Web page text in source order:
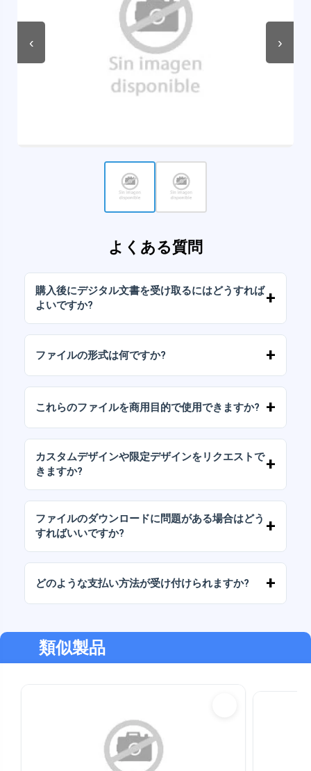
‹ ›
よくある質問
購入後にデジタル文書を受け取るにはどうすれば
よいですか?
イルをダウンロードできます。
ファイルの形式は何ですか?
パッケージには、AIまたはPDFファイルも含ま
れています。
これらのファイルを商用目的で使用できますか?
（変更せずに）再販しないことを条件として、
個人ライセンスと商用ライセンスが含まれてい
ます。
カスタムデザインや限定デザインをリクエストで
きますか?
ます。お気軽にお問い合わせいただき、ご希望
をお伝えください。
ファイルのダウンロードに問題がある場合はどう
すればいいですか?
さい。追加料金なしでファイルの回復をお手伝
いいたします。
どのような支払い方法が受け付けられますか?
る支払い方法に対応しています。
類似製品